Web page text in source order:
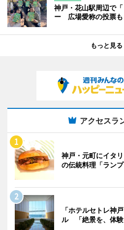
神戸・花山駅周辺で
ー 広場愛称の投票も
もっと見る
アクセスラ
神戸・元町にイタ
の伝統料理「ラン
「ホテルセトレ神
ル 「絶景を、体験